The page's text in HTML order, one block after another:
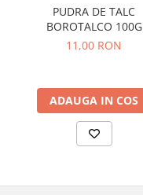
PUDRA DE TALC
BOROTALCO 100G
11,00 RON
ADAUGA IN COS